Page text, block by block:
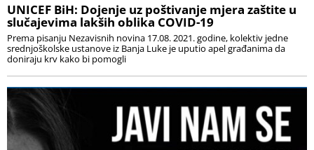
UNICEF BiH: Dojenje uz poštivanje mjera zaštite u
slučajevima lakših oblika COVID-19
Prema pisanju Nezavisnih novina 17.08. 2021. godine, kolektiv jedne
srednjoškolske ustanove iz Banja Luke je uputio apel građanima da
doniraju krv kako bi pomogli